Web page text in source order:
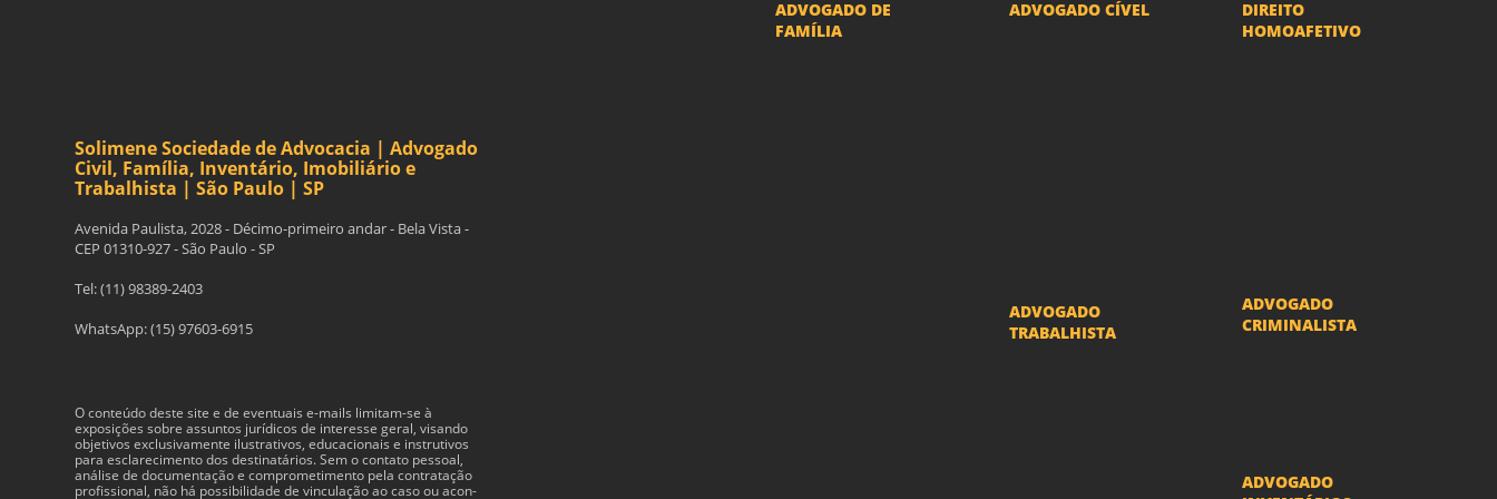
Solimene Sociedade de Advocacia | Advogado
Civil, Família, Inventário, Imobiliário e
Trabalhista | São Paulo | SP
Avenida Paulista, 2028 - Décimo-primeiro andar - Bela Vista -
CEP 01310-927 - São Paulo - SP
Tel: (11) 98389-2403
WhatsApp: (15) 97603-6915
O con­teúdo deste site e de even­tu­ais e-​mails limitam-​se à
exposições sobre assun­tos jurídi­cos de inter­esse geral, visando
obje­tivos exclu­si­va­mente ilus­tra­tivos, edu­ca­cionais e instru­tivos
para esclarec­i­mento dos des­ti­natários. Sem o con­tato pes­soal,
análise de doc­u­men­tação e com­pro­me­ti­mento pela con­tratação
profis­sional, não há pos­si­bil­i­dade de vin­cu­lação ao caso ou acon­
ADVOGADO DE
FAMÍLIA
ADVOGADO CÍVEL
ADVOGADO
TRABALHISTA
DIREITO
HOMOAFETIVO
ADVOGADO
CRIMINALISTA
ADVOGADO